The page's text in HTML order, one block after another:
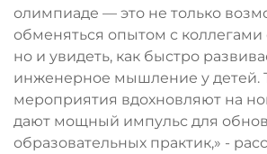
олимпиаде — это не только
обменяться опытом с коллегами
но и увидеть, как быстро
инженерное мышление у детей.
мероприятия вдохновляют на
дают мощный импульс для
образовательных практик,» -